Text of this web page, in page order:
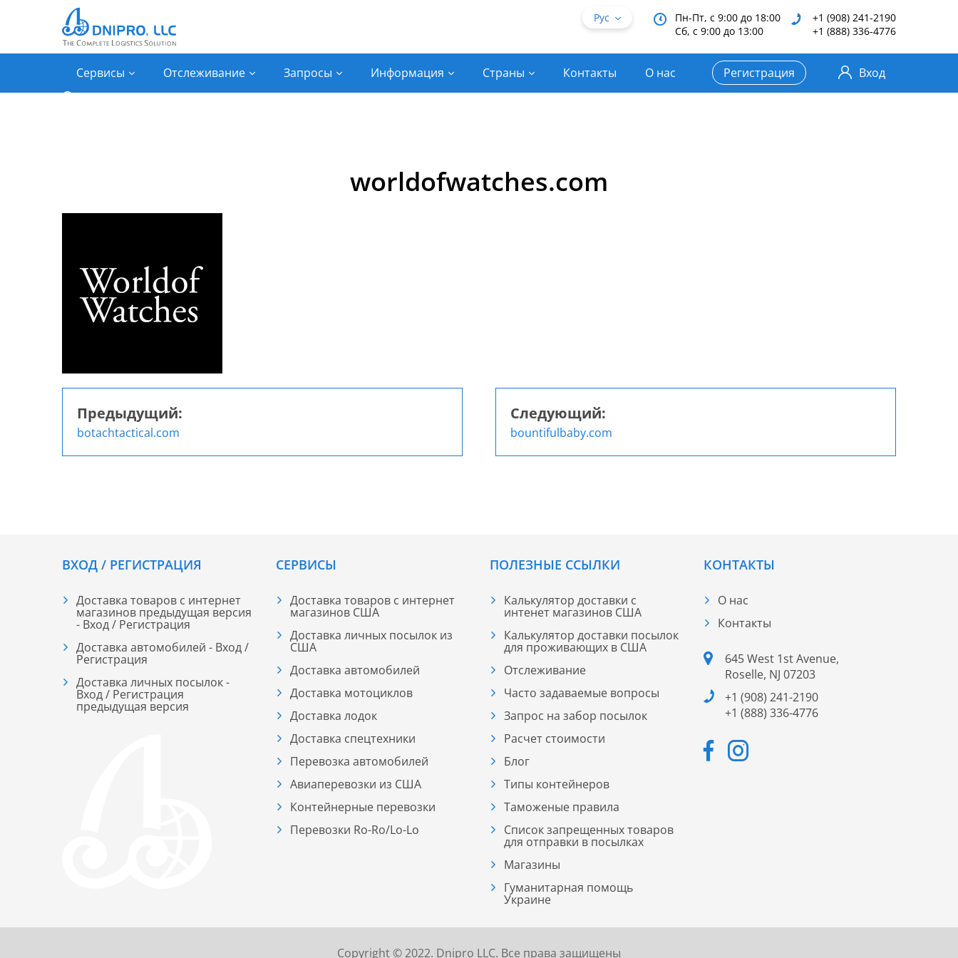
worldofwatches.com
Навигация
записям
Предыдущий:
botachtactical.com
Следующий:
bountifulbaby.com
Рус
Пн-Пт, с 9:00 до 18:00
Сб, с 9:00 до 13:00
+1 (908) 241-2190
+1 (888) 336-4776
Сервисы Отслеживание Запросы Информация Страны Контакты О нас Регистрация Вход
ВХОД / РЕГИСТРАЦИЯ
Доставка товаров с интернет
магазинов предыдущая версия
- Вход / Регистрация
Доставка автомобилей - Вход /
Регистрация
Доставка личных посылок -
Вход / Регистрация
предыдущая версия
СЕРВИСЫ
Доставка товаров с интернет
магазинов США
Доставка личных посылок из
США
Доставка автомобилей
Доставка мотоциклов
Доставка лодок
Доставка спецтехники
Перевозка автомобилей
Авиаперевозки из США
Контейнерные перевозки
Перевозки Ro-Ro/Lo-Lо
ПОЛЕЗНЫЕ ССЫЛКИ
Калькулятор доставки с
интенет магазинов США
Калькулятор доставки посылок
для проживающих в США
Отслеживание
Часто задаваемые вопросы
Запрос на забор посылок
Расчет стоимости
Блог
Типы контейнеров
Таможеные правила
Список запрещенных товаров
для отправки в посылках
Магазины
Гуманитарная помощь
Украине
КОНТАКТЫ
О нас
Контакты
645 West 1st Avenue,
Roselle, NJ 07203
+1 (908) 241-2190
+1 (888) 336-4776
Copyright © 2022. Dnipro LLC. Все права защищены